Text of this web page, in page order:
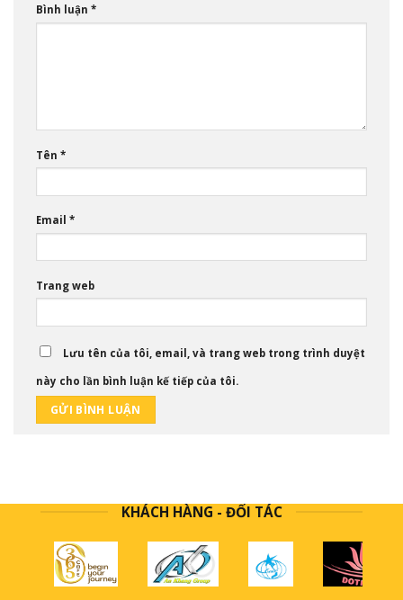
Bình luận *
Tên *
Email *
Trang web
Lưu tên của tôi, email, và trang web trong trình duyệt
này cho lần bình luận kế tiếp của tôi.
KHÁCH HÀNG - ĐỐI TÁC